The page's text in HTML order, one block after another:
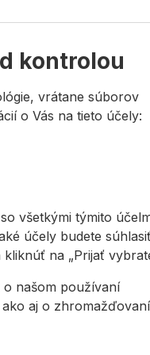
Na
RAZORBILL
ROBIN
kontrolou
vrátane súborov
o Vás na tieto účely:
všetkými týmito
účely budete
na „Prijať
o našom používaní
aj o